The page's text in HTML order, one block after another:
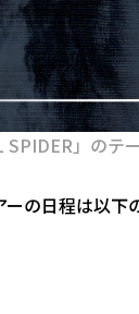
」のテ
の日程は以下